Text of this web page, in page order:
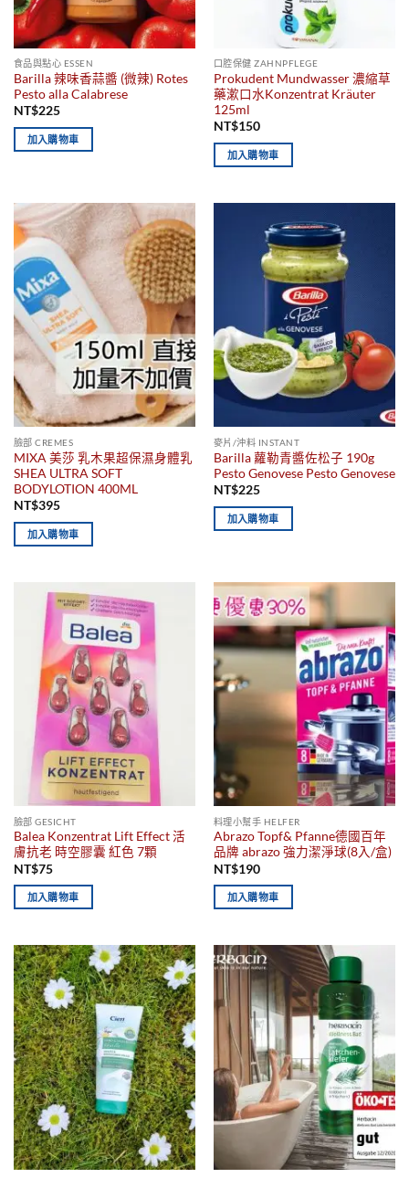
食品與點心 ESSEN
Barilla 辣味香蒜醬 (微辣) Rotes
Pesto alla Calabrese
NT$225
加入購物車
口腔保健 ZAHNPFLEGE
Prokudent Mundwasser 濃縮草
藥漱口水Konzentrat Kräuter
125ml
NT$150
加入購物車
臉部 CREMES
MIXA 美莎 乳木果超保濕身體乳
SHEA ULTRA SOFT
BODYLOTION 400ML
NT$395
加入購物車
麥片/沖料 INSTANT
Barilla 蘿勒青醬佐松子 190g
Pesto Genovese Pesto Genovese
NT$225
加入購物車
臉部 GESICHT
Balea Konzentrat Lift Effect 活
膚抗老 時空膠囊 紅色 7顆
NT$75
加入購物車
料理小幫手 HELFER
Abrazo Topf& Pfanne德國百年
品牌 abrazo 強力潔淨球(8入/盒)
NT$190
加入購物車